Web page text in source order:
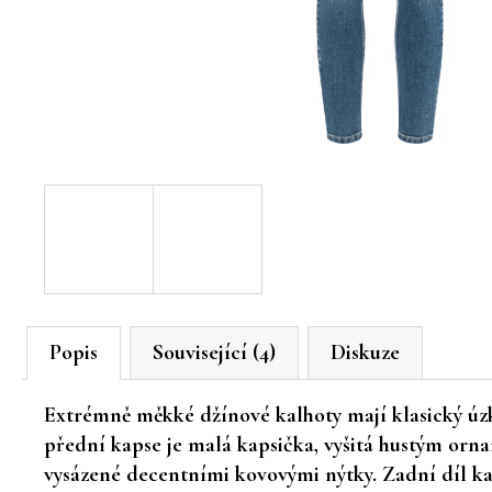
Popis Související (4) Diskuze
Extrémně měkké džínové kalhoty mají klasický
přední kapse je malá kapsička, vyšitá hustým
vysázené decentními kovovými nýtky. Zadní díl